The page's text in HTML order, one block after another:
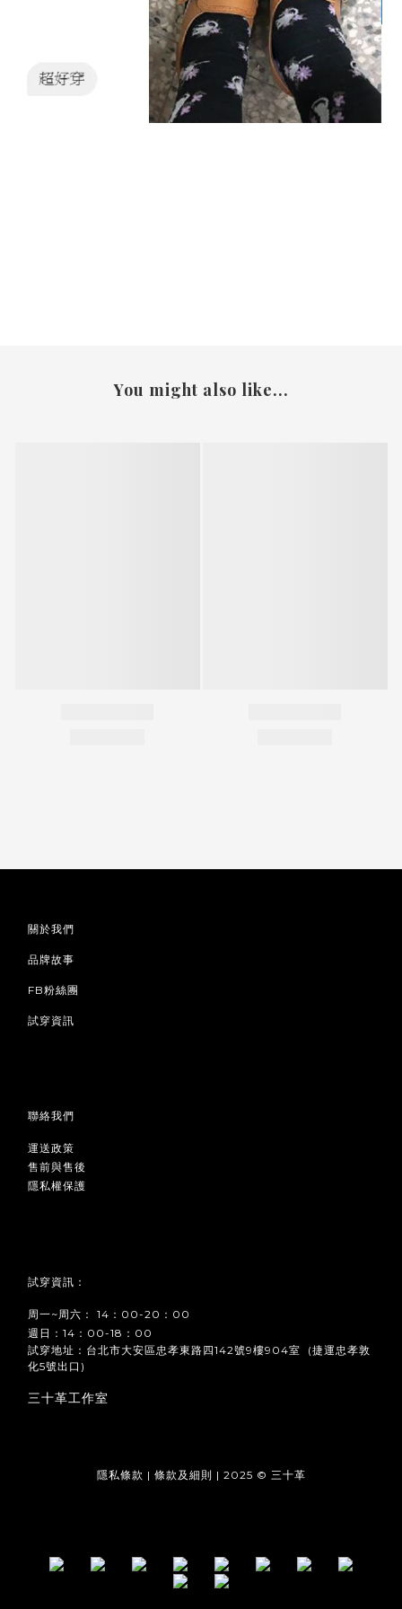
You might also like...
關於我們
品牌故事
FB粉絲團
試穿資訊
聯絡我們
運送政策
售前與售後
隱私權保護
試穿資訊：
周一~周六： 14：00-20：00
週日：14：00-18：00
試穿地址：台北市大安區忠孝東路四142號9樓904室 (捷運忠孝敦
化5號出口)
三十革工作室
隱私條款 | 條款及細則 | 2025 © 三十革